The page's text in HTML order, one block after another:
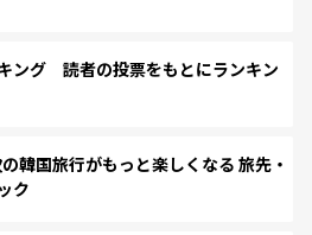
ング 読者の投票をもとにランキン
国旅行がもっと楽しくなる 旅先・
ク